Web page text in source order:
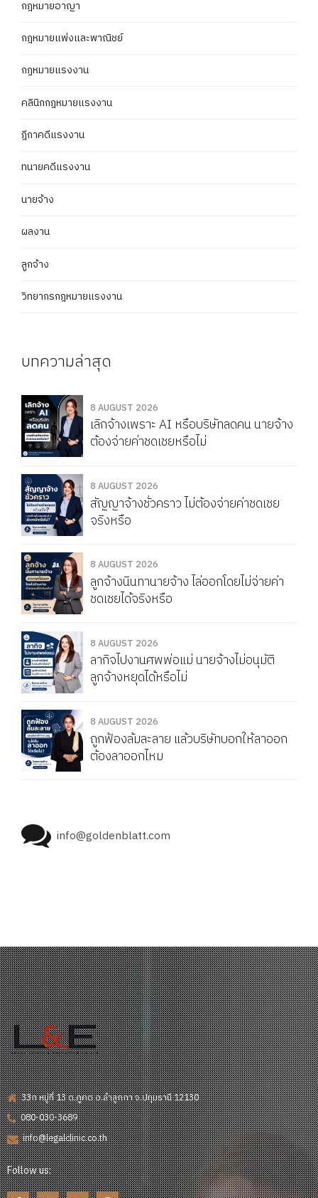
กฎหมายอาญา
กฎหมายแพ่งและพาณิชย์
กฏหมายแรงงาน
คลินิกกฎหมายแรงงาน
ฎีกาคดีแรงงาน
ทนายคดีแรงงาน
นายจ้าง
ผลงาน
ลูกจ้าง
วิทยากรกฎหมายแรงงาน
บทความล่าสุด
8 AUGUST 2026
เลิกจ้างเพราะ AI หรือบริษัทลดคน นายจ้าง
ต้องจ่ายค่าชดเชยหรือไม่
8 AUGUST 2026
สัญญาจ้างชั่วคราว ไม่ต้องจ่ายค่าชดเชย
จริงหรือ
8 AUGUST 2026
ลูกจ้างนินทานายจ้าง ไล่ออกโดยไม่จ่ายค่า
ชดเชยได้จริงหรือ
8 AUGUST 2026
ลากิจไปงานศพพ่อแม่ นายจ้างไม่อนุมัติ
ลูกจ้างหยุดได้หรือไม่
8 AUGUST 2026
ถูกฟ้องล้มละลาย แล้วบริษัทบอกให้ลาออก
ต้องลาออกไหม
info@goldenblatt.com
33ก หมู่ที่ 13 ต.คูคต อ.ลำลูกกา จ.ปทุมธานี 12130
080-030-3689
info@legalclinic.co.th
Follow us: